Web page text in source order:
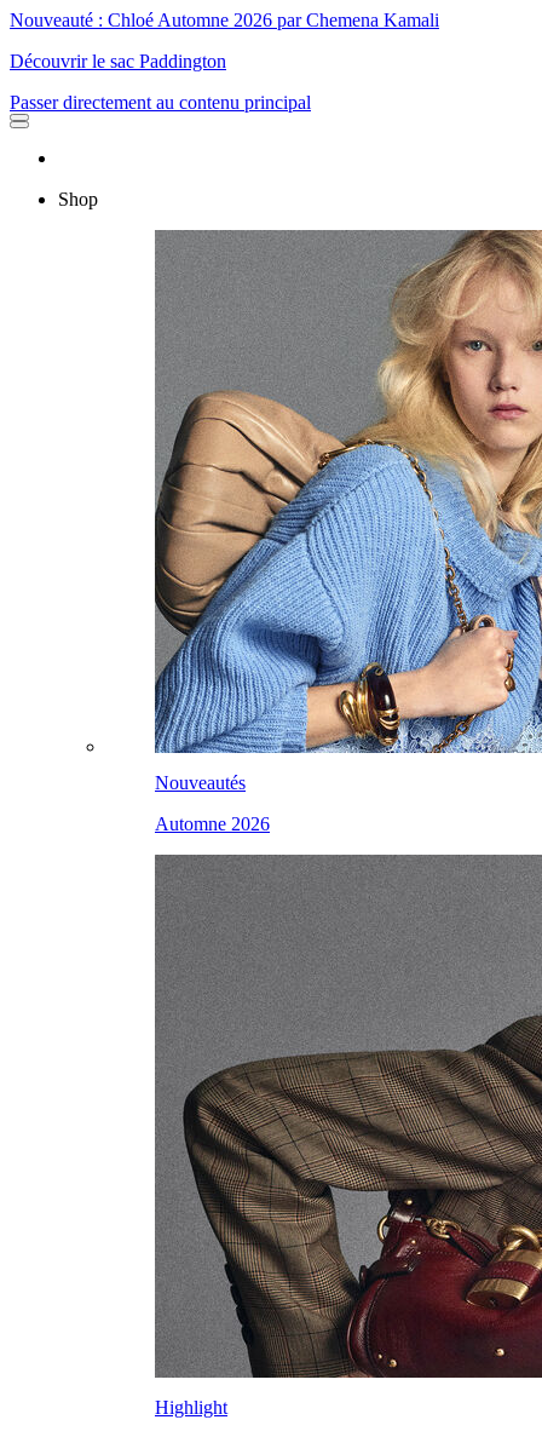
Nouveauté : Chloé Automne 2026 par Chemena Kamali
Découvrir le sac Paddington
Passer directement au contenu principal
Shop
Nouveautés
Automne 2026
Highlight